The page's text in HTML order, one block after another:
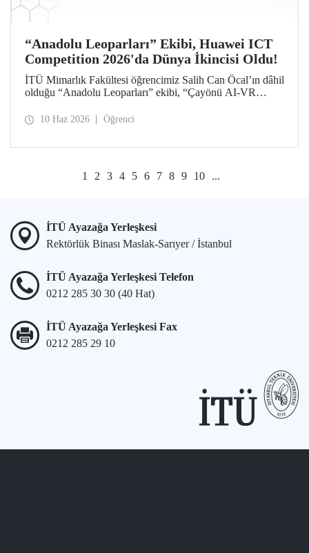
“Anadolu Leoparları” Ekibi, Huawei ICT
Competition 2026'da Dünya İkincisi Oldu!
İTÜ Mimarlık Fakültesi öğrencimiz Salih Can Öcal’ın dâhil
olduğu “Anadolu Leoparları” ekibi, “Çayönü AI-VR
2026’da inovasyon kategorisinde dünya ikincisi oldu.
10 Haz 2026 Öğrenci
1 2 3 4 5 6 7 8 9 10 ...
İTÜ Ayazağa Yerleşkesi
Rektörlük Binası Maslak-Sarıyer / İstanbul
İTÜ Ayazağa Yerleşkesi Telefon
0212 285 30 30 (40 Hat)
İTÜ Ayazağa Yerleşkesi Fax
0212 285 29 10